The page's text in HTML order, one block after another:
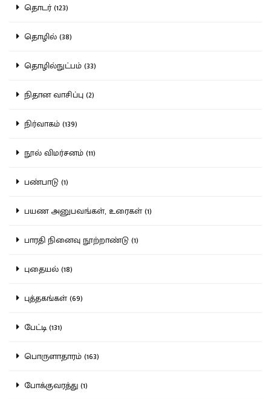
தொடர் (123)
தொழில் (38)
தொழில்நுட்பம் (33)
நிதான வாசிப்பு (2)
நிர்வாகம் (139)
நூல் விமர்சனம் (11)
பண்பாடு (1)
பயண அனுபவங்கள், உரைகள் (1)
பாரதி நினைவு நூற்றாண்டு (1)
புதையல் (18)
புத்தகங்கள் (69)
பேட்டி (131)
பொருளாதாரம் (163)
போக்குவரத்து (1)